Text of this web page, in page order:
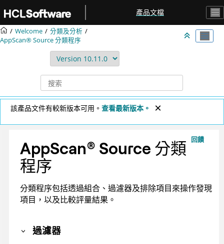
產品文檔
Welcome
分類及分析
AppScan® Source分類程序
該產品文件有較新版本可用。 查看最新版本。
回饋
AppScan® Source 分類
程序
分類程序包括透過組合、過濾器及排除項目來操作發現
項目，以及比較評量結果。
過濾器